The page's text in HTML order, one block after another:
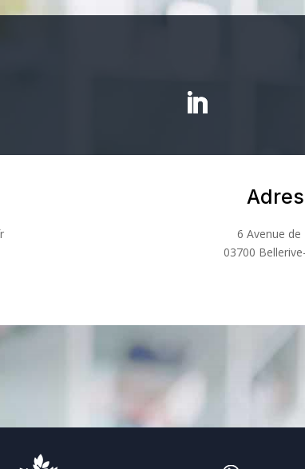
6 Avenue de
03700